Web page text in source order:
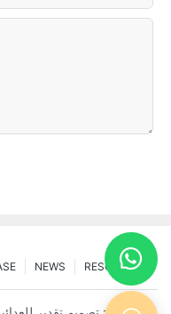
RESOURCES
NEWS
فن صنع